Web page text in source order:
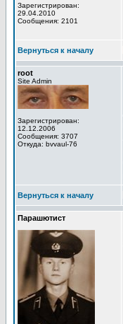
Зарегистрирован:
29.04.2010
Сообщения: 2101
Вернуться к началу
root
Site Admin
Зарегистрирован:
12.12.2006
Сообщения: 3707
Откуда: bvvaul-76
Вернуться к началу
Парашютист